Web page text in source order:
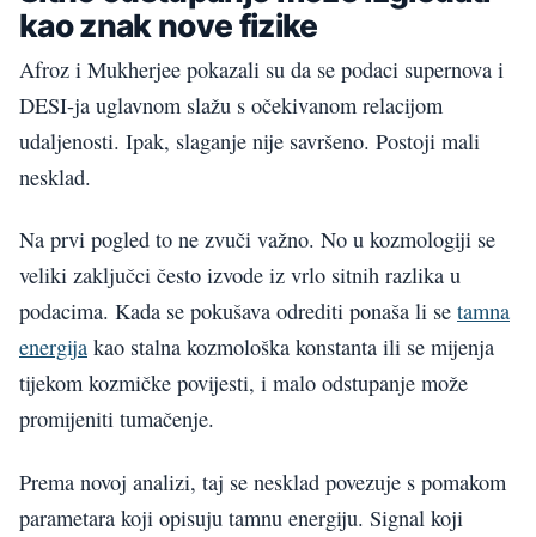
kao znak nove fizike
Afroz i Mukherjee pokazali su da se podaci supernova i
DESI-ja uglavnom slažu s očekivanom relacijom
udaljenosti. Ipak, slaganje nije savršeno. Postoji mali
nesklad.
Na prvi pogled to ne zvuči važno. No u kozmologiji se
veliki zaključci često izvode iz vrlo sitnih razlika u
podacima. Kada se pokušava odrediti ponaša li se tamna
energija kao stalna kozmološka konstanta ili se mijenja
tijekom kozmičke povijesti, i malo odstupanje može
promijeniti tumačenje.
Prema novoj analizi, taj se nesklad povezuje s pomakom
parametara koji opisuju tamnu energiju. Signal koji